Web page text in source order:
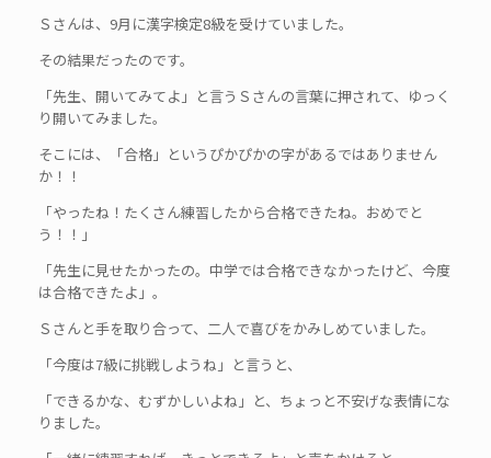
Ｓさんは、9月に漢字検定8級を受けていました。
その結果だったのです。
「先生、開いてみてよ」と言うＳさんの言葉に押されて、ゆっく
り開いてみました。
そこには、「合格」というぴかぴかの字があるではありません
か！！
「やったね！たくさん練習したから合格できたね。おめでと
う！！」
「先生に見せたかったの。中学では合格できなかったけど、今度
は合格できたよ」。
Ｓさんと手を取り合って、二人で喜びをかみしめていました。
「今度は7級に挑戦しようね」と言うと、
「できるかな、むずかしいよね」と、ちょっと不安げな表情にな
りました。